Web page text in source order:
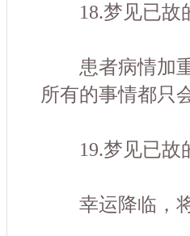
18.梦见已故
患者病情加重
所有的事情都只
19.梦见已故
幸运降临，将